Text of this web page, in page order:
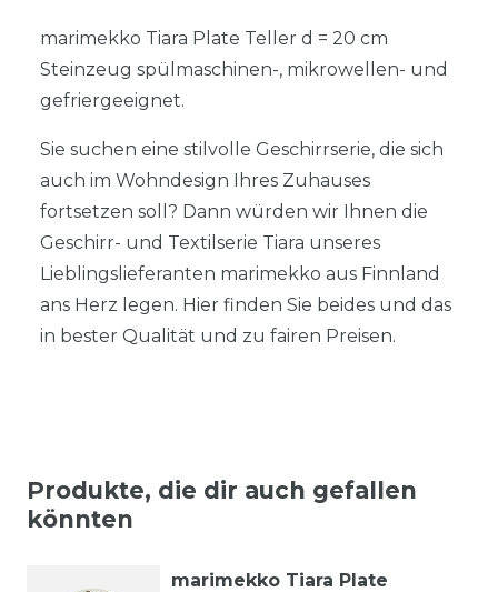
marimekko Tiara Plate Teller d = 20 cm
Steinzeug spülmaschinen-, mikrowellen- und
gefriergeeignet.
Sie suchen eine stilvolle Geschirrserie, die sich
auch im Wohndesign Ihres Zuhauses
fortsetzen soll? Dann würden wir Ihnen die
Geschirr- und Textilserie Tiara unseres
Lieblingslieferanten marimekko aus Finnland
ans Herz legen. Hier finden Sie beides und das
in bester Qualität und zu fairen Preisen.
Produkte, die dir auch gefallen
könnten
marimekko Tiara Plate